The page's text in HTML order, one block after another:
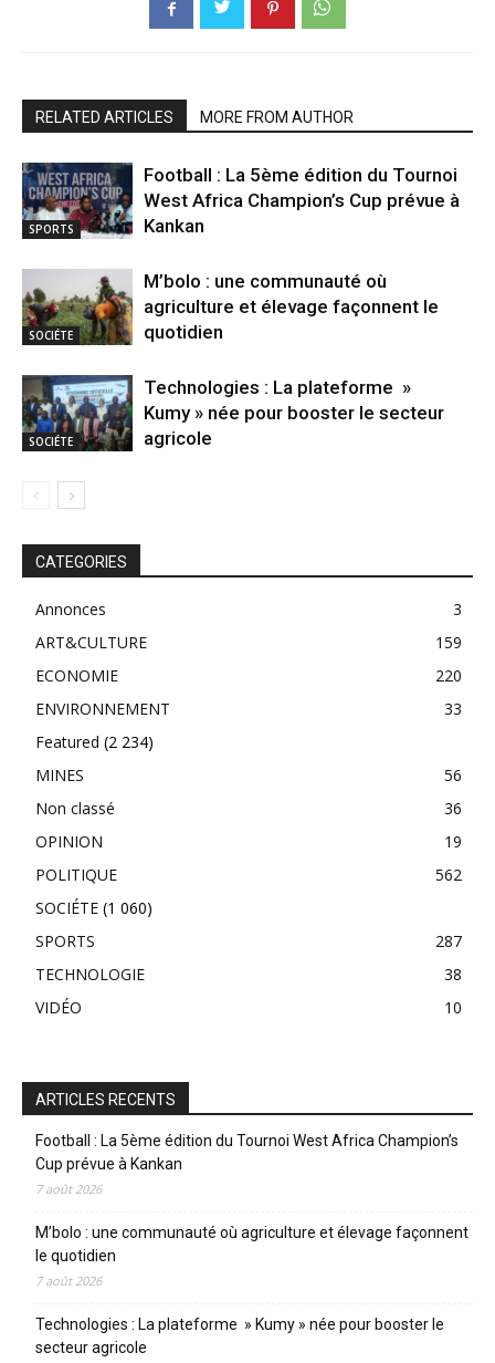
RELATED ARTICLES MORE FROM AUTHOR
SPORTS
Football : La 5ème édition du Tournoi
West Africa Champion’s Cup prévue à
Kankan
SOCIÉTE
M’bolo : une communauté où
agriculture et élevage façonnent le
quotidien
SOCIÉTE
Technologies : La plateforme »
Kumy » née pour booster le secteur
agricole
CATEGORIES
Annonces
3
ART&CULTURE
159
ECONOMIE
220
ENVIRONNEMENT
33
Featured (2 234)
MINES
56
Non classé
36
OPINION
19
POLITIQUE
562
SOCIÉTE (1 060)
SPORTS
287
TECHNOLOGIE
38
VIDÉO
10
ARTICLES RECENTS
Football : La 5ème édition du Tournoi West Africa Champion’s
Cup prévue à Kankan
7 août 2026
M’bolo : une communauté où agriculture et élevage façonnent
le quotidien
7 août 2026
Technologies : La plateforme » Kumy » née pour booster le
secteur agricole